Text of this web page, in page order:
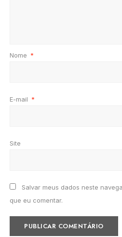
Nome *
E-mail *
Site
Salvar meus dados neste
que eu comentar.